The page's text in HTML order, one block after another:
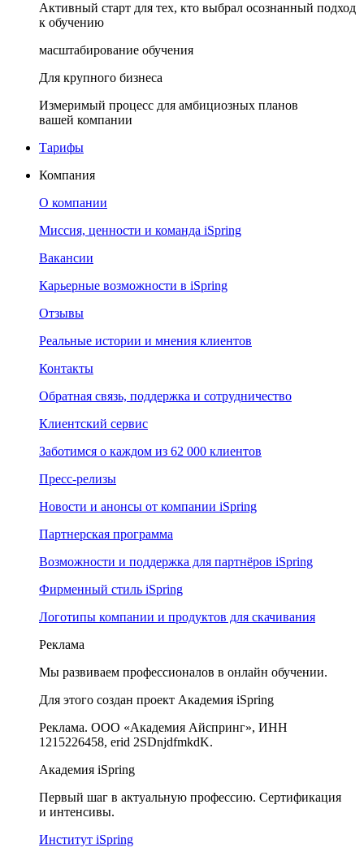
Активный старт для тех, кто выбрал осознанный подход
к обучению
масштабирование обучения
Для крупного бизнеса
Измеримый процесс для амбициозных планов
вашей компании
Тарифы
Компания
О компании
Миссия, ценности и команда iSpring
Вакансии
Карьерные возможности в iSpring
Отзывы
Реальные истории и мнения клиентов
Контакты
Обратная связь, поддержка и сотрудничество
Клиентский сервис
Заботимся о каждом из 62 000 клиентов
Пресс-релизы
Новости и анонсы от компании iSpring
Партнерская программа
Возможности и поддержка для партнёров iSpring
Фирменный стиль iSpring
Логотипы компании и продуктов для скачивания
Реклама
Мы развиваем профессионалов в онлайн обучении.
Для этого создан проект Академия iSpring
Реклама. ООО «Академия Айспринг», ИНН
1215226458, erid 2SDnjdfmkdK.
Академия iSpring
Первый шаг в актуальную профессию. Сертификация
и интенсивы.
Институт iSpring